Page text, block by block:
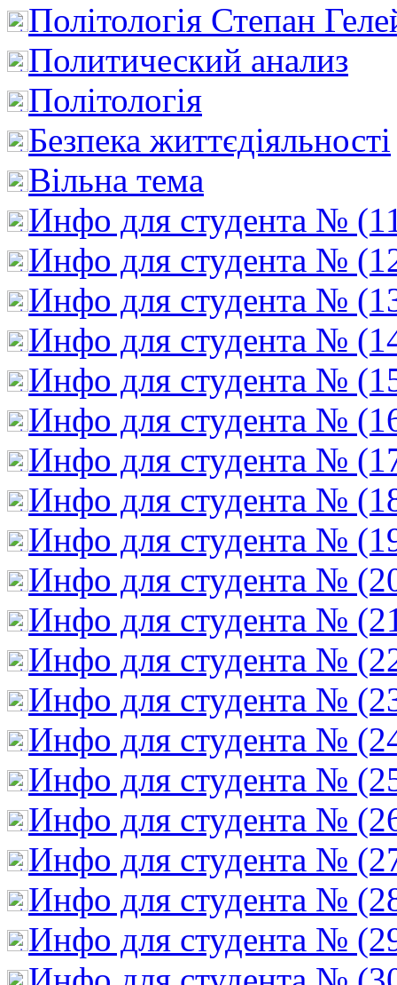
Політологія Степан
Политический анализ
Політологія
Безпека життєдіяльності
Вільна тема
Инфо для студента №
Инфо для студента №
Инфо для студента №
Инфо для студента №
Инфо для студента №
Инфо для студента №
Инфо для студента №
Инфо для студента №
Инфо для студента №
Инфо для студента №
Инфо для студента №
Инфо для студента №
Инфо для студента №
Инфо для студента №
Инфо для студента №
Инфо для студента №
Инфо для студента №
Инфо для студента №
Инфо для студента №